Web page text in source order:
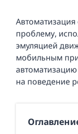
Автоматизация
проблему,
эмуляцией
мобильным
на поведение